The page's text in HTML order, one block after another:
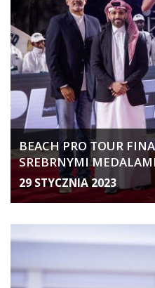
BEACH PRO TOUR
SREBRNYMI MEDALAMI
29 STYCZNIA 2023